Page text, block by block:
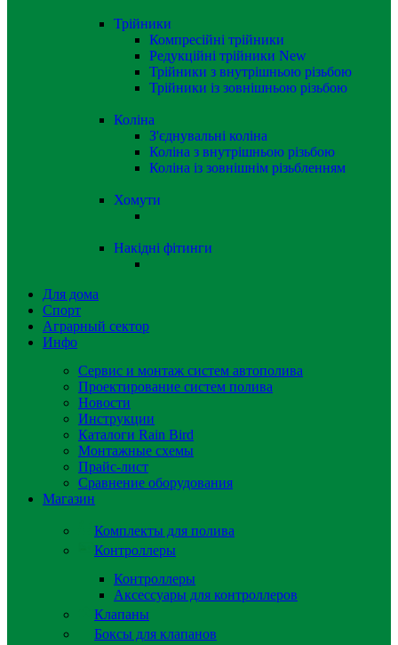
Трійники
Компресійні трійники
Редукційні трійники New
Трійники з внутрішньою різьбою
Трійники із зовнішньою різьбою
Коліна
З'єднувальні коліна
Коліна з внутрішньою різьбою
Коліна із зовнішнім різьбленням
Хомути
Накідні фітинги
Для дома
Спорт
Аграрный сектор
Инфо
Сервис и монтаж систем автополива
Проектирование систем полива
Новости
Инструкции
Каталоги Rain Bird
Монтажные схемы
Прайс-лист
Сравнение оборудования
Магазин
Комплекты для полива
Контроллеры
Контроллеры
Аксессуары для контроллеров
Клапаны
Боксы для клапанов